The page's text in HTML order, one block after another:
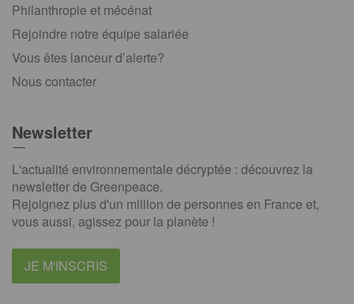
Philanthropie et mécénat
Rejoindre notre équipe salariée
Vous êtes lanceur d’alerte?
Nous contacter
Newsletter
L'actualité environnementale décryptée : découvrez la
newsletter de Greenpeace.
Rejoignez plus d'un million de personnes en France et,
vous aussi, agissez pour la planète !
JE M'INSCRIS